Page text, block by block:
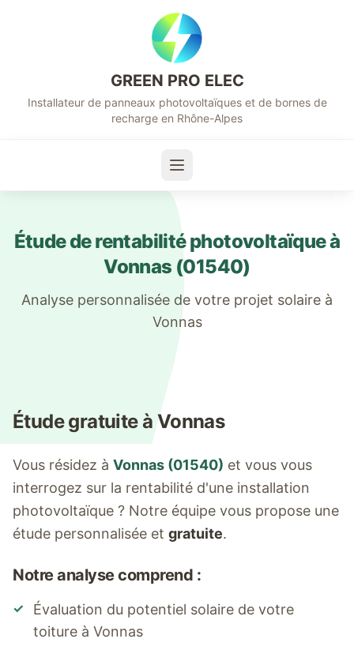
GREEN PRO ELEC
Installateur de panneaux photovoltaïques et de bornes de
recharge en Rhône-Alpes
Étude de rentabilité photovoltaïque à
Vonnas (01540)
Analyse personnalisée de votre projet solaire à
Vonnas
Étude gratuite à Vonnas
Vous résidez à Vonnas (01540) et vous vous
interrogez sur la rentabilité d'une installation
photovoltaïque ? Notre équipe vous propose une
étude personnalisée et gratuite.
Notre analyse comprend :
✓
Évaluation du potentiel solaire de votre
toiture à Vonnas